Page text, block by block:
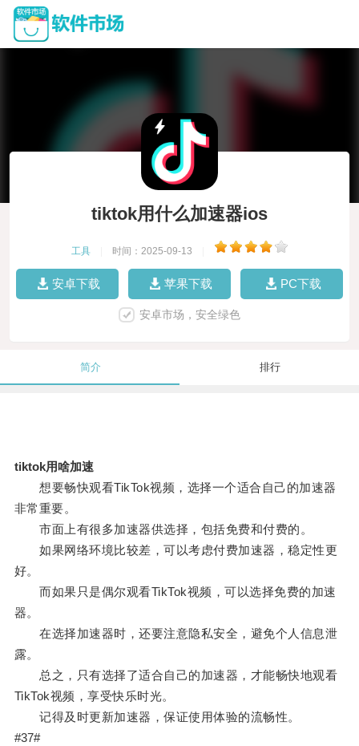
tiktok用什么加速器ios
工具 时间：2025-09-13
安卓下载 苹果下载 PC下载
安卓市场，安全绿色
简介 排行
tiktok用啥加速
想要畅快观看TikTok视频，选择一个适合自己的加速器
非常重要。
市面上有很多加速器供选择，包括免费和付费的。
如果网络环境比较差，可以考虑付费加速器，稳定性更
好。
而如果只是偶尔观看TikTok视频，可以选择免费的加速
器。
在选择加速器时，还要注意隐私安全，避免个人信息泄
露。
总之，只有选择了适合自己的加速器，才能畅快地观看
TikTok视频，享受快乐时光。
记得及时更新加速器，保证使用体验的流畅性。
#37#